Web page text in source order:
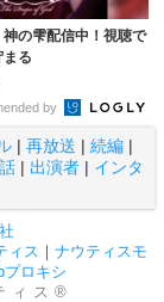
神の雫配信中！視聴で
る
by
| 再放送 | 続編 |
| 出演者 | インタ
ィス ｜ ナウティスモ
プロキシ
ス®